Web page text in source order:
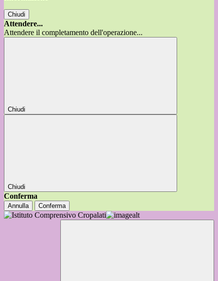
Chiudi
Attendere...
Attendere il completamento dell'operazione...
Chiudi
Chiudi
Conferma
Annulla Conferma